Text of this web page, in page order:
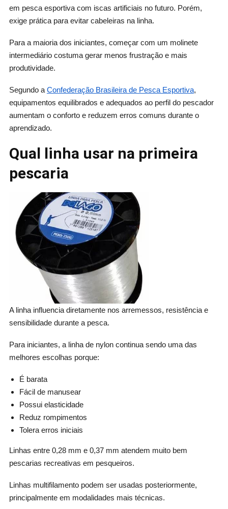
em pesca esportiva com iscas artificiais no futuro. Porém,
exige prática para evitar cabeleiras na linha.
Para a maioria dos iniciantes, começar com um molinete
intermediário costuma gerar menos frustração e mais
produtividade.
Segundo a Confederação Brasileira de Pesca Esportiva,
equipamentos equilibrados e adequados ao perfil do pescador
aumentam o conforto e reduzem erros comuns durante o
aprendizado.
Qual linha usar na primeira
pescaria
A linha influencia diretamente nos arremessos, resistência e
sensibilidade durante a pesca.
Para iniciantes, a linha de nylon continua sendo uma das
melhores escolhas porque:
É barata
Fácil de manusear
Possui elasticidade
Reduz rompimentos
Tolera erros iniciais
Linhas entre 0,28 mm e 0,37 mm atendem muito bem
pescarias recreativas em pesqueiros.
Linhas multifilamento podem ser usadas posteriormente,
principalmente em modalidades mais técnicas.